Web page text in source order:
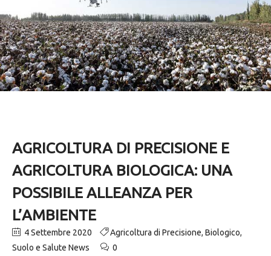
AGRICOLTURA DI PRECISIONE E
AGRICOLTURA BIOLOGICA: UNA
POSSIBILE ALLEANZA PER
L’AMBIENTE
4 Settembre 2020 Agricoltura di Precisione, Biologico,
Suolo e Salute News
0